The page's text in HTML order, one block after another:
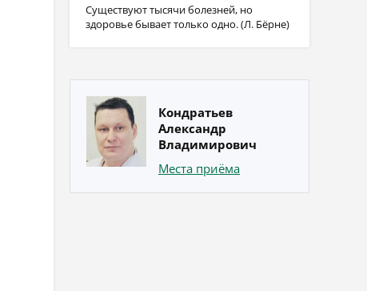
Существуют тысячи болезней, но
здоровье бывает только одно. (Л. Бёрне)
Кондратьев
Александр
Владимирович
Места приёма